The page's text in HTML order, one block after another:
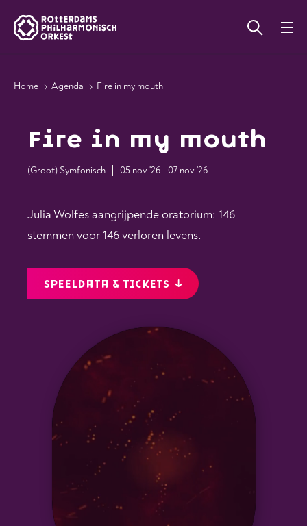
Home Agenda Fire in my mouth
Fire in my mouth
(Groot) Symfonisch 05 nov '26 - 07 nov '26
Julia Wolfes aangrijpende oratorium: 146
stemmen voor 146 verloren levens.
SPEELDATA & TICKETS